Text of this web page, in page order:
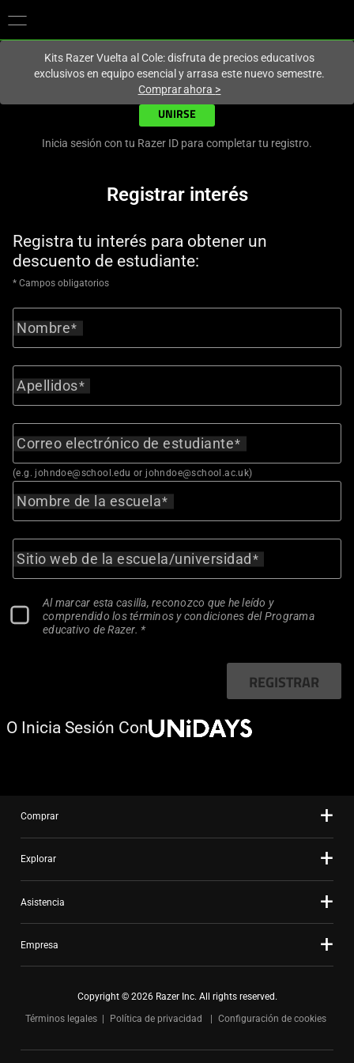
Kits Razer Vuelta al Cole: disfruta de precios educativos
exclusivos en equipo esencial y arrasa este nuevo semestre.
Comprar ahora >
UNIRSE
Inicia sesión con tu Razer ID para completar tu registro.
Registrar interés
Registra tu interés para obtener un
descuento de estudiante:
* Campos obligatorios
Nombre
Apellidos
Correo electrónico de estudiante
(e.g. johndoe@school.edu or johndoe@school.ac.uk)
Nombre de la escuela
Sitio web de la escuela/universidad
Al marcar esta casilla, reconozco que he leído y
comprendido los términos y condiciones del Programa
educativo de Razer. *
O Inicia Sesión Con
REGISTRAR
Comprar
Explorar
Asistencia
Empresa
Copyright © 2026 Razer Inc. All rights reserved.
Términos legales
Política de privacidad Configuración de cookies